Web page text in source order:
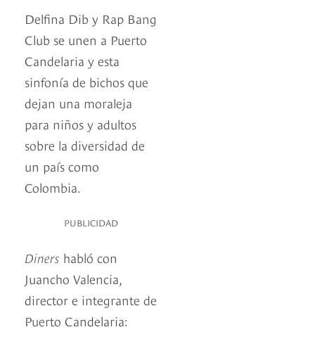
Delfina Dib y Rap Bang
Club se unen a Puerto
Candelaria y esta
sinfonía de bichos que
dejan una moraleja
para niños y adultos
sobre la diversidad de
un país como
Colombia.
PUBLICIDAD
Diners habló con
Juancho Valencia,
director e integrante de
Puerto Candelaria: